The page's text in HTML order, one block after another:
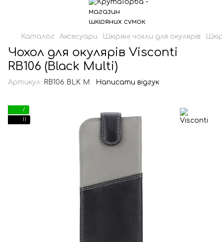
Каталог Аксесуари Шкіряні чохли для окулярів
Чохол для окулярів Visconti
RB106 (Black Multi)
Артикул: RB106 BLK M Написати відгук
7
11